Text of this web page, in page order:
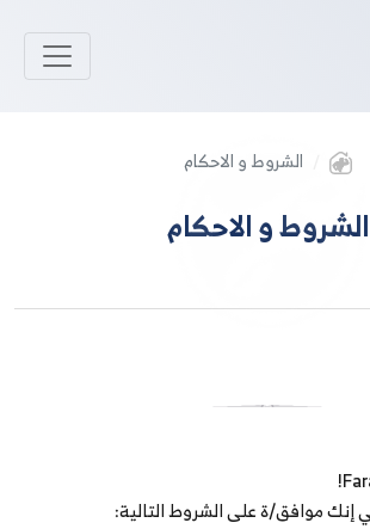
الشروط و الاحكام
الشروط و الاحكام
إنك موافق/ة على الشروط التالية: